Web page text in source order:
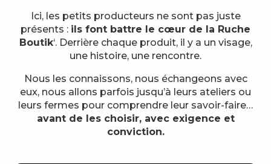
Ici, les petits producteurs ne sont pas juste
présents : ils font battre le cœur de la Ruche
Boutik‘. Derrière chaque produit, il y a un visage,
une histoire, une rencontre.
Nous les connaissons, nous échangeons avec
eux, nous allons parfois jusqu’à leurs ateliers ou
leurs fermes pour comprendre leur savoir-faire…
avant de les choisir, avec exigence et
conviction.